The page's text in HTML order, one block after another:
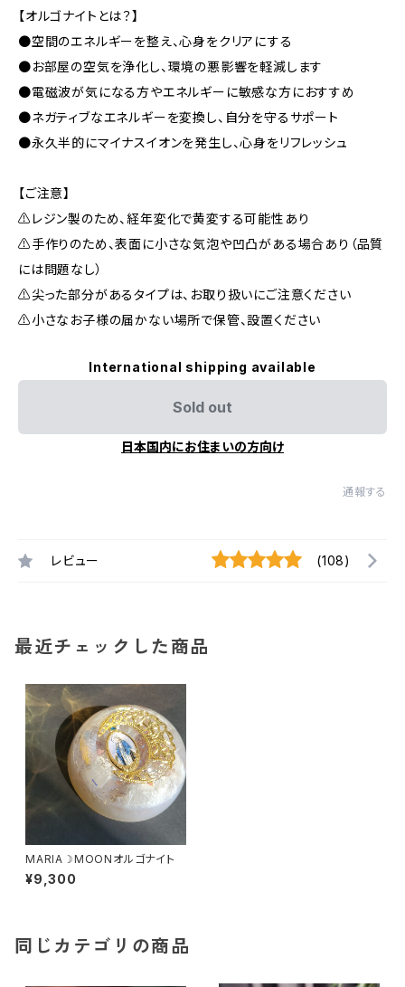
【オルゴナイトとは？】
●空間のエネルギーを整え、心身をクリアにする
●お部屋の空気を浄化し、環境の悪影響を軽減します
●電磁波が気になる方やエネルギーに敏感な方におすすめ
●ネガティブなエネルギーを変換し、自分を守るサポート
●永久半的にマイナスイオンを発生し、心身をリフレッシュ
【ご注意】
⚠レジン製のため、経年変化で黄変する可能性あり
⚠手作りのため、表面に小さな気泡や凹凸がある場合あり（品質
には問題なし）
⚠尖った部分があるタイプは、お取り扱いにご注意ください
⚠小さなお子様の届かない場所で保管、設置ください
International shipping available
Sold out
日本国内にお住まいの方向け
通報する
レビュー (108)
最近チェックした商品
MARIA☽MOONオルゴナイト
¥9,300
同じカテゴリの商品